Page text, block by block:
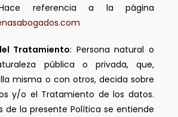
referencia a la página
Tratamiento: Persona natural o
pública o privada, que,
misma o con otros, decida sobre
y/o el Tratamiento de los datos.
de la presente Política se entiende